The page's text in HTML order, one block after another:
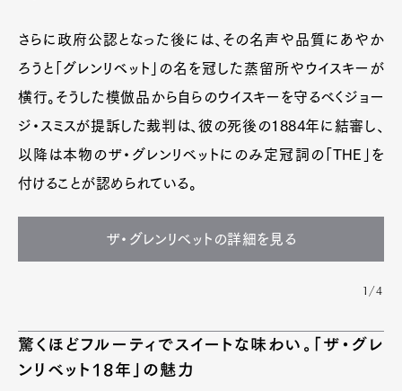
さらに政府公認となった後には、その名声や品質にあやか
ろうと「グレンリベット」の名を冠した蒸留所やウイスキーが
横行。そうした模倣品から自らのウイスキーを守るべくジョー
ジ・スミスが提訴した裁判は、彼の死後の1884年に結審し、
以降は本物のザ・グレンリベットにのみ定冠詞の「THE」を
付けることが認められている。
ザ・グレンリベットの詳細を見る
1/4
驚くほどフルーティでスイートな味わい。「ザ・グレ
ンリベット18年」の魅力